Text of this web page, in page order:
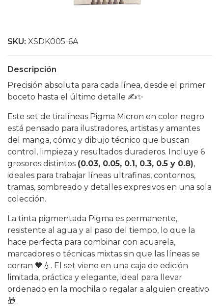
SKU: XSDK005-6A
Descripción
Precisión absoluta para cada línea, desde el primer
boceto hasta el último detalle ✍️✨
Este set de tiralíneas Pigma Micron en color negro
está pensado para ilustradores, artistas y amantes
del manga, cómic y dibujo técnico que buscan
control, limpieza y resultados duraderos. Incluye 6
grosores distintos (0.03, 0.05, 0.1, 0.3, 0.5 y 0.8),
ideales para trabajar líneas ultrafinas, contornos,
tramas, sombreado y detalles expresivos en una sola
colección.
La tinta pigmentada Pigma es permanente,
resistente al agua y al paso del tiempo, lo que la
hace perfecta para combinar con acuarela,
marcadores o técnicas mixtas sin que las líneas se
corran 🖤💧. El set viene en una caja de edición
limitada, práctica y elegante, ideal para llevar
ordenado en la mochila o regalar a alguien creativo
🎁.